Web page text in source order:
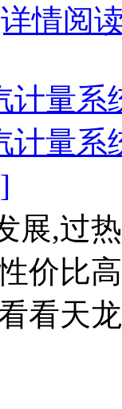
情阅
计量
计量
展,过
价比
看天